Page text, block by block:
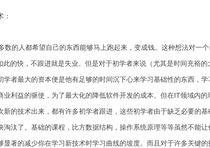
：
的人都希望自己的东西能够马上跑起来，变成钱。这种想法对一
的快，不跟进就是失业。但是对于初学者来说（尤其是时间充裕
学者最大的资本便是他有足够的时间沉下心来学习基础性的东西，
业利益的驱使，为了最大化的降低软件开发的成本。但在IT领域内
新的技术出来，都有许多初学者跟进，这些初学者由于缺乏必要的
淘汰了。基础的课程，比方数据结构，操作系统原理等等虽然不能
显著的减少你在学习新技术时学习曲线的坡度。而且对于许多关键